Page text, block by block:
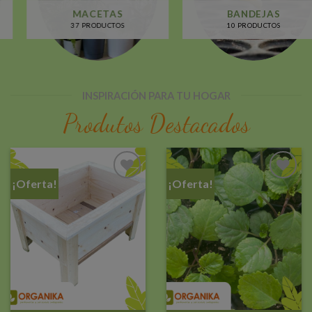
BANDEJAS
10 PRODUCTOS
SEMILLAS
72 PRODUCTOS
INSPIRACIÓN PARA TU HOGAR
Produtos Destacados
¡Oferta!
Añadir
a la
lista de
¡Oferta!
Añadir
a la
lista de
deseos